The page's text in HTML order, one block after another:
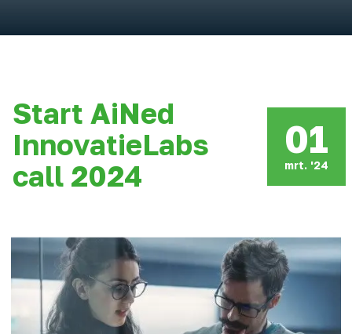
Start AiNed
InnovatieLabs
call 2024
01
mrt. '24